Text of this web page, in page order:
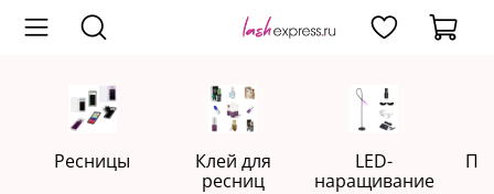
Ресницы
Клей для
ресниц
LED-
наращивание